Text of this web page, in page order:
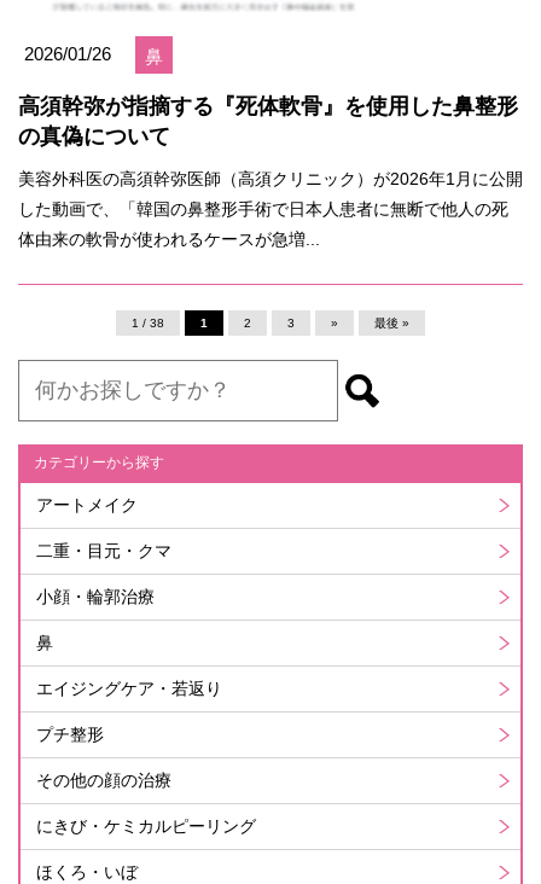
2026/01/26 鼻
高須幹弥が指摘する『死体軟骨』を使用した鼻整形
の真偽について
美容外科医の高須幹弥医師（高須クリニック）が2026年1月に公開
した動画で、「韓国の鼻整形手術で日本人患者に無断で他人の死
体由来の軟骨が使われるケースが急増...
1 / 38 1 2 3 » 最後 »
カテゴリーから探す
アートメイク
二重・目元・クマ
小顔・輪郭治療
鼻
エイジングケア・若返り
プチ整形
その他の顔の治療
にきび・ケミカルピーリング
ほくろ・いぼ